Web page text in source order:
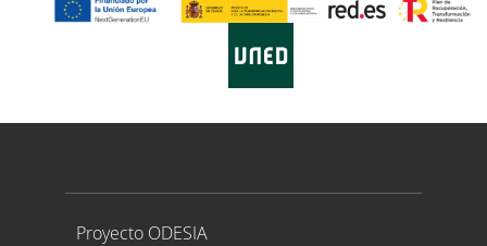
Proyecto ODESIA
Proyecto ODESIA